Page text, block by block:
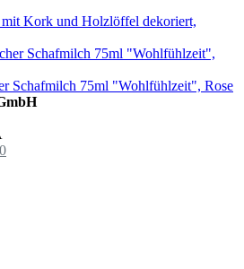
Kork und Holzlöffel dekoriert,
Schafmilch 75ml "Wohlfühlzeit", Rose